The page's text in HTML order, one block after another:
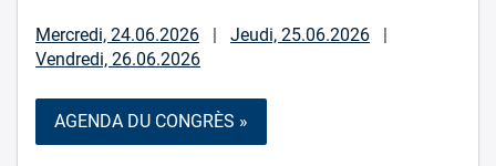
Mercredi, 24.06.2026 | Jeudi, 25.06.2026 |
Vendredi, 26.06.2026
AGENDA DU CONGRÈS »